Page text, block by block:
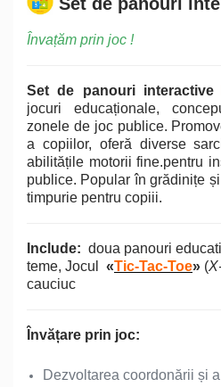
Învațăm prin joc !
Set de panouri interactive
jocuri educaționale,
zonele de joc publice.
a copiilor, oferă diverse
abilitățile motorii fine.pentru
publice. Popular în grădinițe
timpurie pentru copiii.
Include: doua panouri
teme, Jocul «Tic-Tac-Toe» (
cauciuc
Învățare prin joc:
Dezvoltarea coordonării și